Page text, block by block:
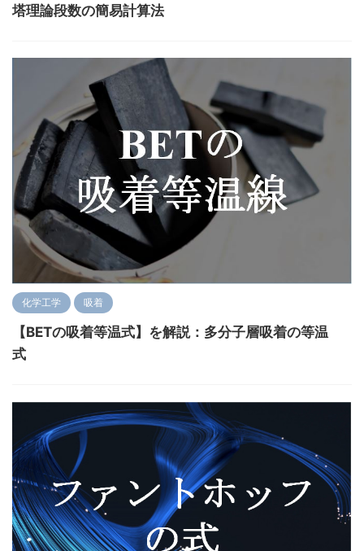
塔理論段数の簡易計算法
化学工学 吸着
【BETの吸着等温式】を解説：多分子層吸着の等温
式